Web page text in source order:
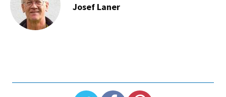
Josef Laner